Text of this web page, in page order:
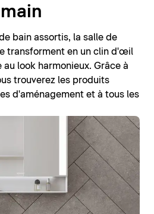
bain assortis, la salle de
transforment en un clin d'œil
look harmonieux. Grâce à
trouverez les produits
d'aménagement et à tous les